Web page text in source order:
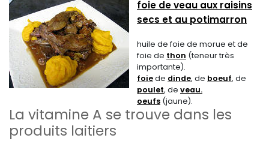
foie de veau aux raisins
secs et au potimarron
huile de foie de morue et de
foie de thon (teneur très
importante).
foiede dinde, de boeuf, de
poulet, de veau.
oeufs (jaune).
La vitamine A se trouve dans les
produits laitiers